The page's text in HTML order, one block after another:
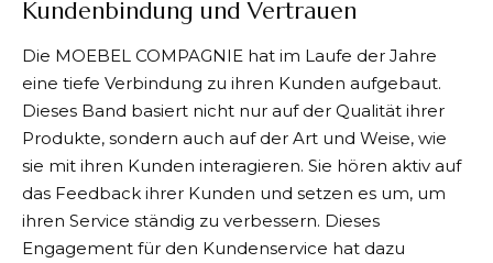
Kundenbindung und Vertrauen
Die MOEBEL COMPAGNIE hat im Laufe der Jahre
eine tiefe Verbindung zu ihren Kunden aufgebaut.
Dieses Band basiert nicht nur auf der Qualität ihrer
Produkte, sondern auch auf der Art und Weise, wie
sie mit ihren Kunden interagieren. Sie hören aktiv auf
das Feedback ihrer Kunden und setzen es um, um
ihren Service ständig zu verbessern. Dieses
Engagement für den Kundenservice hat dazu